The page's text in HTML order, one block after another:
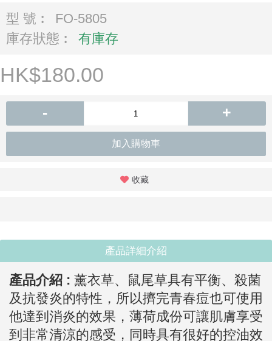
型 號︰
FO-5805
庫存狀態︰
有庫存
HK$180.00
- +
加入購物車
收藏
產品詳細介紹
產品介紹 : 薰衣草、鼠尾草具有平衡、殺菌
及抗發炎的特性，所以擠完青春痘也可使用
他達到消炎的效果，薄荷成份可讓肌膚享受
到非常清涼的感受，同時具有很好的控油效